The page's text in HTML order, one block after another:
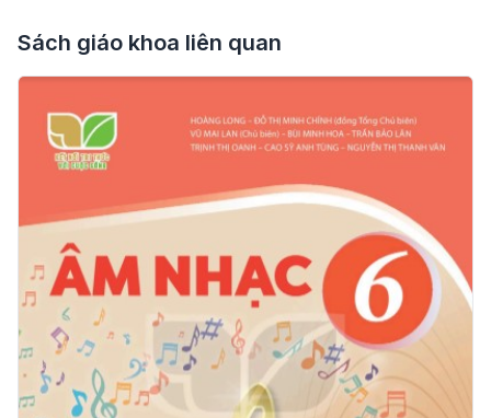
Sách giáo khoa liên quan